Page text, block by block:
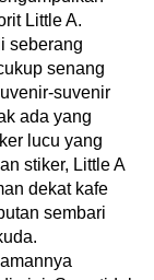
Little A.
seberang
senang
suvenir
ada yang
lucu yang
stiker, Little A
dekat kafe
sembari